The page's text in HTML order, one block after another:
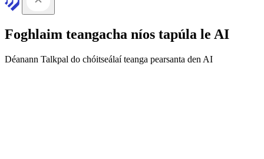
Foghlaim teangacha níos tapúla le AI
Déanann Talkpal do chóitseálaí teanga pearsanta den AI